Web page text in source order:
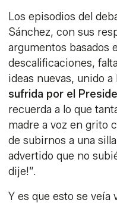
Los episodios del
Sánchez, con sus
argumentos basados
descalificaciones,
ideas nuevas, unido a
sufrida por el
recuerda a lo que
madre a voz en grito
de subirnos a una
advertido que no
dije!”.
Y es que esto se veía